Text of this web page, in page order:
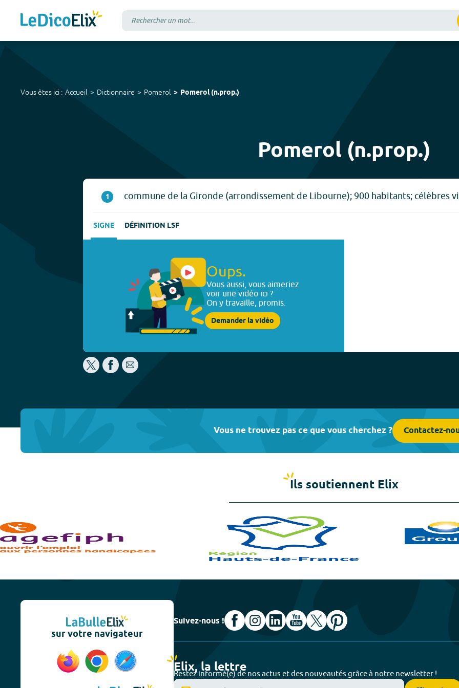
Vous êtes ici : Accueil Dictionnaire Pomerol Pomerol(n.prop.)
Pomerol (n.prop.)
1 commune de la Gironde (arrondissement de Libourne); 900 habitants; célèbres
SIGNE DÉFINITION LSF
Oups.
Vous aussi, vous aimeriez
voir une vidéo ici ?
On y travaille, promis.
Demander la vidéo
Vous ne trouvez pas ce que vous cherchez ? Contactez-
Ils soutiennent Elix
sur votre navigateur
Suivez-nous !
Elix, la lettre
Restez informé(e) de nos actus et des nouveautés grâce à notre newsletter !